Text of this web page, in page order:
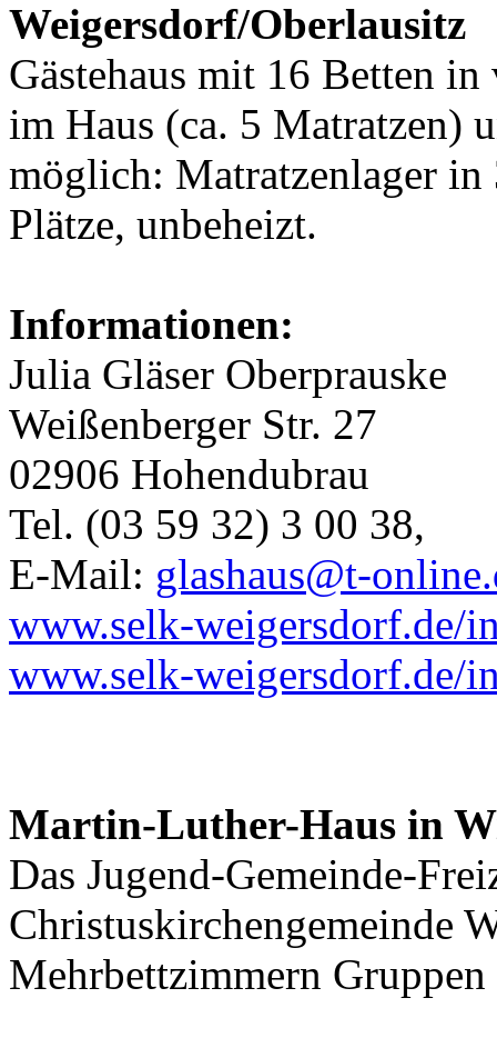
Weigersdorf/Oberlausitz
Gästehaus mit 16 Betten
im Haus (ca. 5 Matratzen)
möglich: Matratzenlager in
Plätze, unbeheizt.
Informationen:
Julia Gläser Oberprauske
Weißenberger Str. 27
02906 Hohendubrau
Tel. (03 59 32) 3 00 38,
E-Mail: glashaus@t-
www.selk-weigersdorf.de/
www.selk-weigersdorf.de/
Martin-Luther-Haus in
Das Jugend-Gemeinde-
Christuskirchengemeinde
Mehrbettzimmern Gruppen